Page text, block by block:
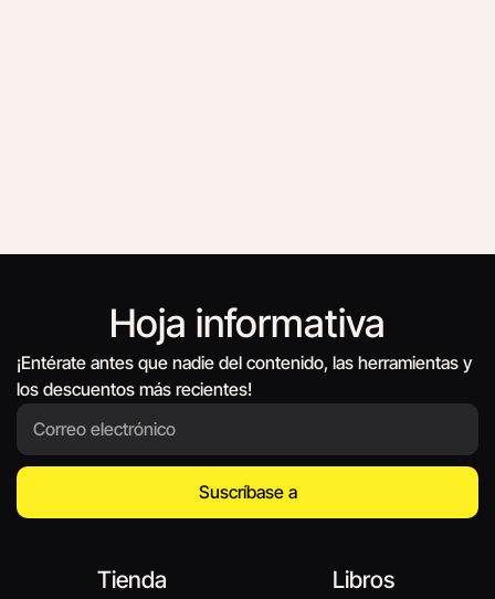
Hoja informativa
¡Entérate antes que nadie del contenido, las herramientas y
los descuentos más recientes!
Suscríbase a
Tienda Libros